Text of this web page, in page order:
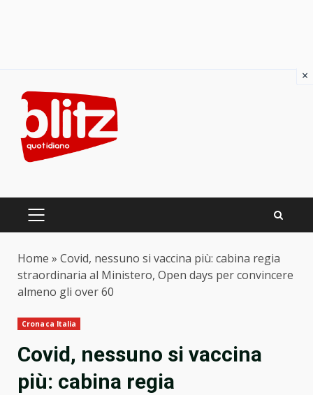
content
PRIMARY
Home » Covid, nessuno si vaccina più: cabina regia
straordinaria al Ministero, Open days per convincere
almeno gli over 60
Cronaca Italia
Covid, nessuno si vaccina
più: cabina regia
×